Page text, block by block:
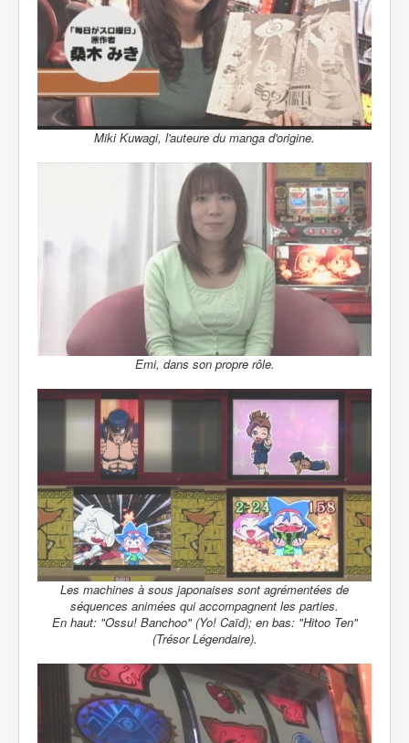
Miki Kuwagi, l'auteure du manga d'origine.
Emi, dans son propre rôle.
Les machines à sous japonaises sont agrémentées de
séquences animées qui accompagnent les parties.
En haut: "Ossu! Banchoo" (Yo! Caïd); en bas: "Hitoo Ten"
(Trésor Légendaire).